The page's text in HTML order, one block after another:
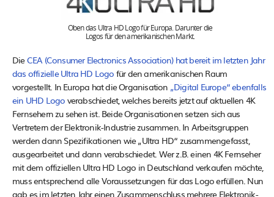
Oben das Ultra HD Logo für Europa. Darunter die
Logos für den amerikanischen Markt.
DieCEA (Consumer Electronics Association) hat bereit im letzten Jahr
das offizielle Ultra HD Logo für den amerikanischen Raum
vorgestellt. In Europa hat die Organisation „Digital Europe“ ebenfalls
ein UHD Logo verabschiedet, welches bereits jetzt auf aktuellen 4K
Fernsehern zu sehen ist. Beide Organisationen setzen sich aus
Vertretern der Elektronik-Industrie zusammen. In Arbeitsgruppen
werden dann Spezifikationen wie „Ultra HD“ zusammengefasst,
ausgearbeitet und dann verabschiedet. Wer z.B. einen 4K Fernseher
mit dem offiziellen Ultra HD Logo in Deutschland verkaufen möchte,
muss entsprechend alle Voraussetzungen für das Logo erfüllen. Nun
gab es im letzten Jahr einen Zusammenschluss mehrere Elektronik-